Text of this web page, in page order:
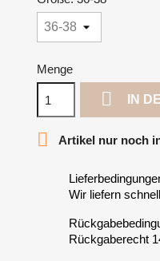
Menge
 IN
 Artikel nur noch
Wir liefern
Rückgaberecht